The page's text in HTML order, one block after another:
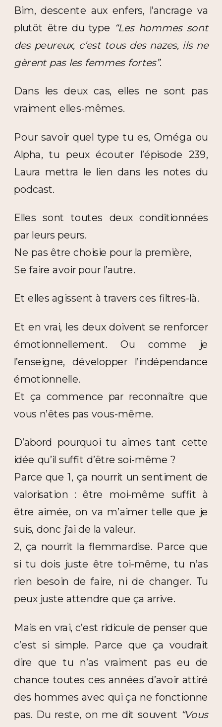
Bim, descente aux enfers, l’ancrage va
plutôt être du type “Les hommes sont
des peureux, c’est tous des nazes, ils ne
gèrent pas les femmes fortes”.
Dans les deux cas, elles ne sont pas
vraiment elles-mêmes.
Pour savoir quel type tu es, Oméga ou
Alpha, tu peux écouter l’épisode 239,
Laura mettra le lien dans les notes du
podcast.
Elles sont toutes deux conditionnées
par leurs peurs.
Ne pas être choisie pour la première,
Se faire avoir pour l’autre.
Et elles agissent à travers ces filtres-là.
Et en vrai, les deux doivent se renforcer
émotionnellement. Ou comme je
l’enseigne, développer l’indépendance
émotionnelle.
Et ça commence par reconnaître que
vous n’êtes pas vous-même.
D’abord pourquoi tu aimes tant cette
idée qu’il suffit d’être soi-même ?
Parce que 1, ça nourrit un sentiment de
valorisation : être moi-même suffit à
être aimée, on va m’aimer telle que je
suis, donc j’ai de la valeur.
2, ça nourrit la flemmardise. Parce que
si tu dois juste être toi-même, tu n’as
rien besoin de faire, ni de changer. Tu
peux juste attendre que ça arrive.
Mais en vrai, c’est ridicule de penser que
c’est si simple. Parce que ça voudrait
dire que tu n’as vraiment pas eu de
chance toutes ces années d’avoir attiré
des hommes avec qui ça ne fonctionne
pas. Du reste, on me dit souvent “Vous